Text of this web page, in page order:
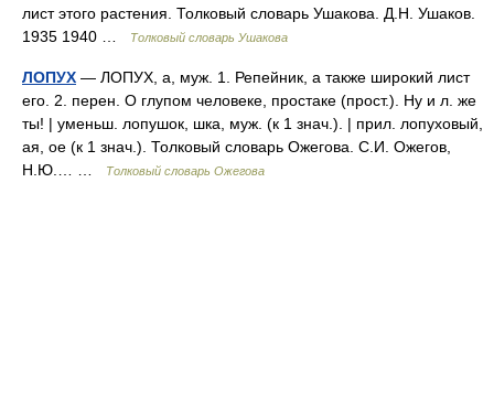
лист этого растения. Толковый словарь Ушакова. Д.Н. Ушаков.
1935 1940 …
Толковый словарь Ушакова
ЛОПУХ — ЛОПУХ, а, муж. 1. Репейник, а также широкий лист
его. 2. перен. О глупом человеке, простаке (прост.). Ну и л. же
ты! | уменьш. лопушок, шка, муж. (к 1 знач.). | прил. лопуховый,
ая, ое (к 1 знач.). Толковый словарь Ожегова. С.И. Ожегов,
Н.Ю.… …
Толковый словарь Ожегова